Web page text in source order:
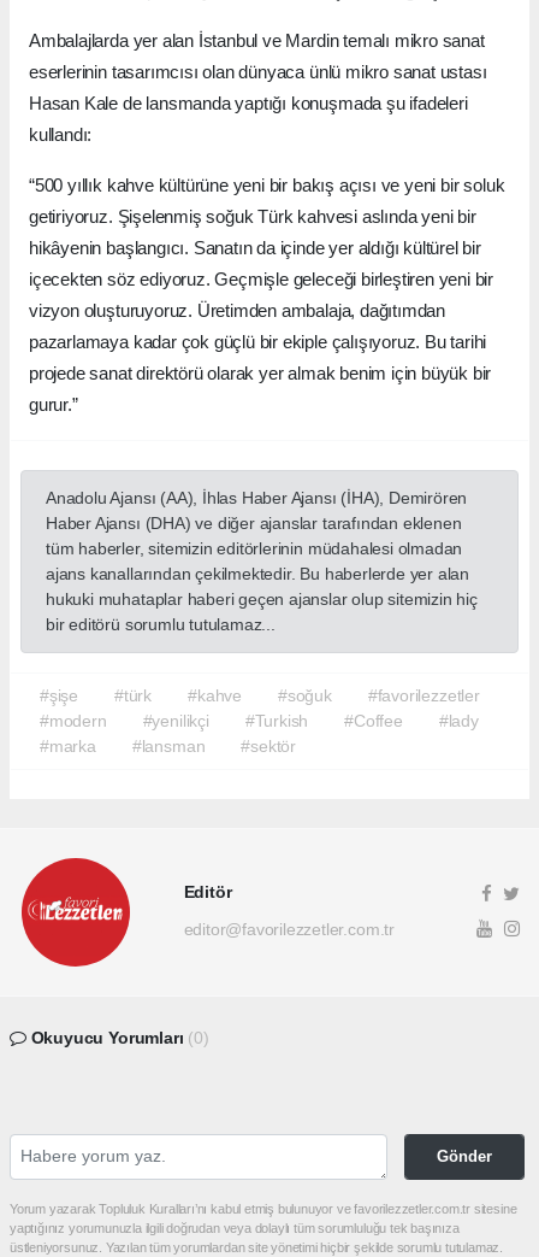
Ambalajlarda yer alan İstanbul ve Mardin temalı mikro sanat
eserlerinin tasarımcısı olan dünyaca ünlü mikro sanat ustası
Hasan Kale de lansmanda yaptığı konuşmada şu ifadeleri
kullandı:
“500 yıllık kahve kültürüne yeni bir bakış açısı ve yeni bir soluk
getiriyoruz. Şişelenmiş soğuk Türk kahvesi aslında yeni bir
hikâyenin başlangıcı. Sanatın da içinde yer aldığı kültürel bir
içecekten söz ediyoruz. Geçmişle geleceği birleştiren yeni bir
vizyon oluşturuyoruz. Üretimden ambalaja, dağıtımdan
pazarlamaya kadar çok güçlü bir ekiple çalışıyoruz. Bu tarihi
projede sanat direktörü olarak yer almak benim için büyük bir
gurur.”
Anadolu Ajansı (AA), İhlas Haber Ajansı (İHA), Demirören
Haber Ajansı (DHA) ve diğer ajanslar tarafından eklenen
tüm haberler, sitemizin editörlerinin müdahalesi olmadan
ajans kanallarından çekilmektedir. Bu haberlerde yer alan
hukuki muhataplar haberi geçen ajanslar olup sitemizin hiç
bir editörü sorumlu tutulamaz...
#şişe #türk #kahve #soğuk
#favorilezzetler
#modern
#yenilikçi #Turkish #Coffee
#lady
#marka
#lansman #sektör
Editör
editor@favorilezzetler.com.tr
Okuyucu Yorumları (0)
Gönder
Yorum yazarak Topluluk Kuralları’nı kabul etmiş bulunuyor ve favorilezzetler.com.tr sitesine
yaptığınız yorumunuzla ilgili doğrudan veya dolaylı tüm sorumluluğu tek başınıza
üstleniyorsunuz. Yazılan tüm yorumlardan site yönetimi hiçbir şekilde sorumlu tutulamaz.